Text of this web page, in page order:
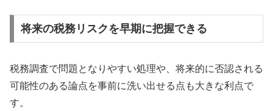
将来の税務リスクを早期に把握できる
税務調査で問題となりやすい処理や、将来的に否認される
可能性のある論点を事前に洗い出せる点も大きな利点で
す。